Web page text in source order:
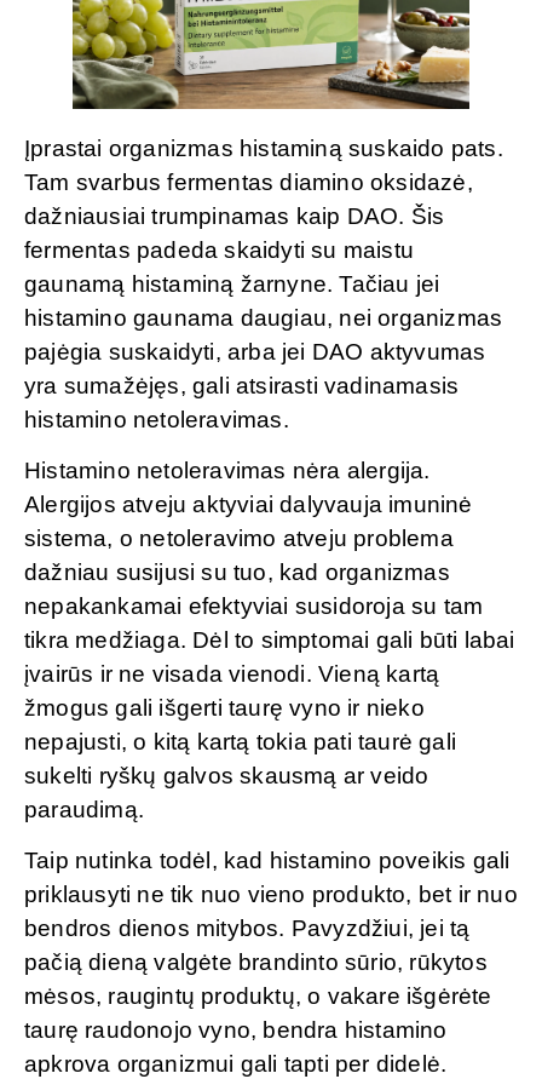
Įprastai organizmas histaminą suskaido pats.
Tam svarbus fermentas diamino oksidazė,
dažniausiai trumpinamas kaip DAO. Šis
fermentas padeda skaidyti su maistu
gaunamą histaminą žarnyne. Tačiau jei
histamino gaunama daugiau, nei organizmas
pajėgia suskaidyti, arba jei DAO aktyvumas
yra sumažėjęs, gali atsirasti vadinamasis
histamino netoleravimas.
Histamino netoleravimas nėra alergija.
Alergijos atveju aktyviai dalyvauja imuninė
sistema, o netoleravimo atveju problema
dažniau susijusi su tuo, kad organizmas
nepakankamai efektyviai susidoroja su tam
tikra medžiaga. Dėl to simptomai gali būti labai
įvairūs ir ne visada vienodi. Vieną kartą
žmogus gali išgerti taurę vyno ir nieko
nepajusti, o kitą kartą tokia pati taurė gali
sukelti ryškų galvos skausmą ar veido
paraudimą.
Taip nutinka todėl, kad histamino poveikis gali
priklausyti ne tik nuo vieno produkto, bet ir nuo
bendros dienos mitybos. Pavyzdžiui, jei tą
pačią dieną valgėte brandinto sūrio, rūkytos
mėsos, raugintų produktų, o vakare išgėrėte
taurę raudonojo vyno, bendra histamino
apkrova organizmui gali tapti per didelė.